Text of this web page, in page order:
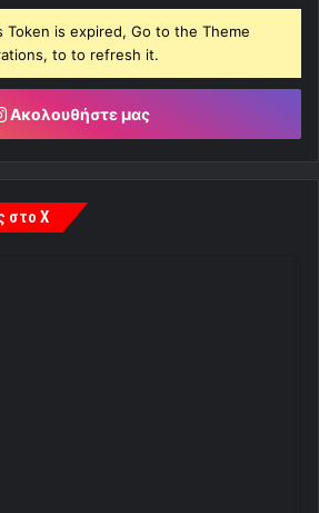
Token is expired, Go to the Theme
to to refresh it.
Ακολουθήστε μας
στο X